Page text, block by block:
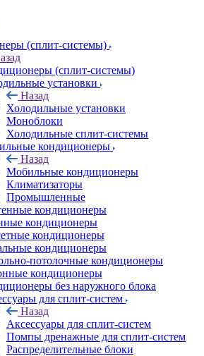
(сплит-системы)
(сплит-системы)
установки
Назад
Холодильные установки
Моноблоки
Холодильные сплит-системы
кондиционеры
Назад
Мобильные кондиционеры
Климатизаторы
Промышленные
кондиционеры
кондиционеры
кондиционеры
кондиционеры
потолочные кондиционеры
кондиционеры
без наружного блока
для сплит-систем
Назад
Аксессуары для сплит-систем
Помпы дренажные для сплит-систем
Распределительные блоки